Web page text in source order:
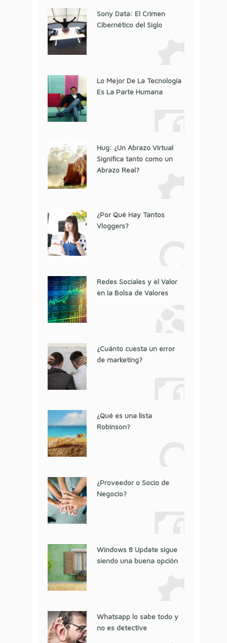
Sony Data: El Crimen
Cibernético del Siglo
Lo Mejor De La Tecnología
Es La Parte Humana
Hug: ¿Un Abrazo Virtual
Significa tanto como un
Abrazo Real?
¿Por Qué Hay Tantos
Vloggers?
Redes Sociales y el Valor
en la Bolsa de Valores
¿Cuánto cuesta un error
de marketing?
¿Qué es una lista
Robinson?
¿Proveedor o Socio de
Negocio?
Windows 8 Update sigue
siendo una buena opción
Whatsapp lo sabe todo y
no es detective